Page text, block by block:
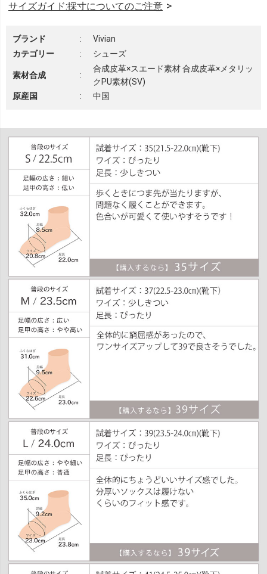
サイズガイド:採寸についてのご注意
ブランド :
Vivian
カテゴリー
: シューズ
素材合成 :
合成皮革×スエード素材 合成皮革×メタリッ
クPU素材(SV)
原産国
: 中国